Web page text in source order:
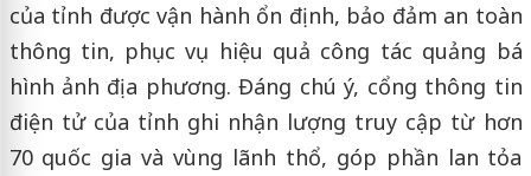
của tỉnh được vận hành ổn định, bảo đảm an toàn
thông tin, phục vụ hiệu quả công tác quảng bá
hình ảnh địa phương. Đáng chú ý, cổng thông tin
điện tử của tỉnh ghi nhận lượng truy cập từ hơn
70 quốc gia và vùng lãnh thổ, góp phần lan tỏa